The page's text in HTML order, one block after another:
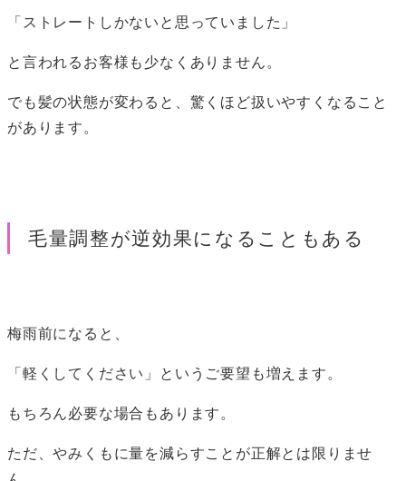
「ストレートしかないと思っていました」
と言われるお客様も少なくありません。
でも髪の状態が変わると、驚くほど扱いやすくなること
があります。
毛量調整が逆効果になることもある
梅雨前になると、
「軽くしてください」というご要望も増えます。
もちろん必要な場合もあります。
ただ、やみくもに量を減らすことが正解とは限りませ